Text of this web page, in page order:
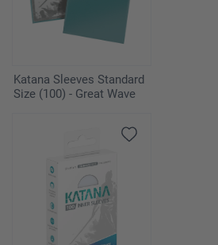
Katana Sleeves Standard
Size (100) - Great Wave